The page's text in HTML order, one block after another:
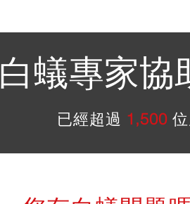
白蟻專家協
已經超過 1,500